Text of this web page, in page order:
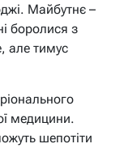
Майбутнє –
боролися з
але тимус
медицини.
шепотіти